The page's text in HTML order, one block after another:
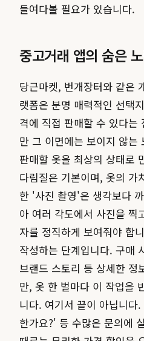
들여다볼 필요가 있습니다.
중고거래 앱의 숨은
당근마켓, 번개장터와 같은
랫폼은 분명 매력적인 선택
격에 직접 판매할 수 있다는
만 그 이면에는 보이지 않는
판매할 옷을 최상의 상태로
다림질은 기본이며, 옷의 가
한 '사진 촬영'은 생각보다
아 여러 각도에서 사진을 찍
자를 정직하게 보여줘야 합
작성하는 단계입니다. 구매
브랜드 스토리 등 상세한 정
만, 옷 한 벌마다 이 작업을
니다. 여기서 끝이 아닙니
한가요?' 등 수많은 문의에